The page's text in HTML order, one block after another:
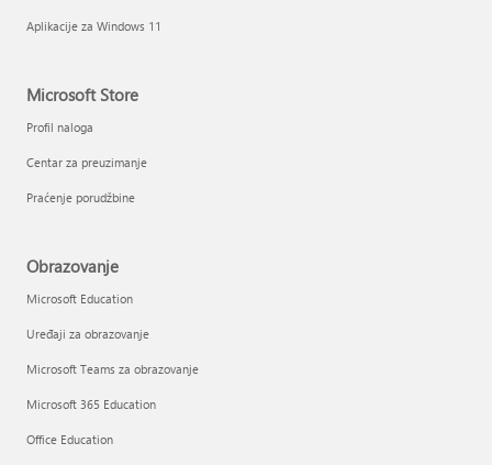
Aplikacije za Windows 11
Microsoft Store
Profil naloga
Centar za preuzimanje
Praćenje porudžbine
Obrazovanje
Microsoft Education
Uređaji za obrazovanje
Microsoft Teams za obrazovanje
Microsoft 365 Education
Office Education